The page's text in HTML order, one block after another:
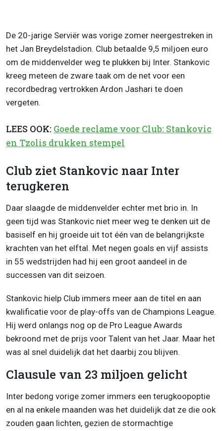
De 20-jarige Serviër was vorige zomer neergestreken in
het Jan Breydelstadion. Club betaalde 9,5 miljoen euro
om de middenvelder weg te plukken bij Inter. Stankovic
kreeg meteen de zware taak om de net voor een
recordbedrag vertrokken Ardon Jashari te doen
vergeten.
LEES OOK: Goede reclame voor Club: Stankovic
en Tzolis drukken stempel
Club ziet Stankovic naar Inter
terugkeren
Daar slaagde de middenvelder echter met brio in. In
geen tijd was Stankovic niet meer weg te denken uit de
basiself en hij groeide uit tot één van de belangrijkste
krachten van het elftal. Met negen goals en vijf assists
in 55 wedstrijden had hij een groot aandeel in de
successen van dit seizoen.
Stankovic hielp Club immers meer aan de titel en aan
kwalificatie voor de play-offs van de Champions League.
Hij werd onlangs nog op de Pro League Awards
bekroond met de prijs voor Talent van het Jaar. Maar het
was al snel duidelijk dat het daarbij zou blijven.
Clausule van 23 miljoen gelicht
Inter bedong vorige zomer immers een terugkoopoptie
en al na enkele maanden was het duidelijk dat ze die ook
zouden gaan lichten, gezien de stormachtige